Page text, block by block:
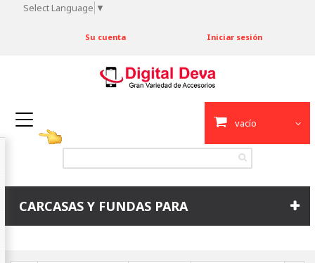
Select Language ▼
Iniciar sesión
Su cuenta
vacío
CARCASAS Y FUNDAS PARA